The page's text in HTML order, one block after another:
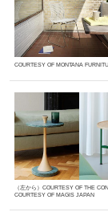
COURTESY OF MONTANA
（左から）COURTESY OF THE
COURTESY OF MAGIS JAPAN